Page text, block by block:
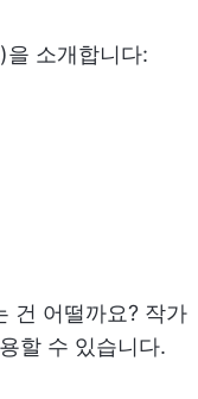
)을 소개합니다:
건 어떨까요? 작가
할 수 있습니다.